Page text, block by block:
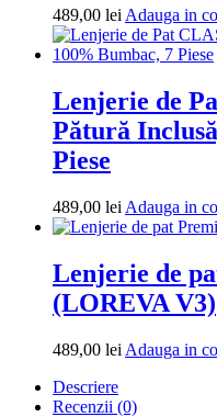
489,00 lei Adauga in
Lenjerie de
Pătură
Piese
489,00 lei Adauga in
Lenjerie de
(LOREVA V3)
489,00 lei Adauga in
Descriere
Recenzii (0)